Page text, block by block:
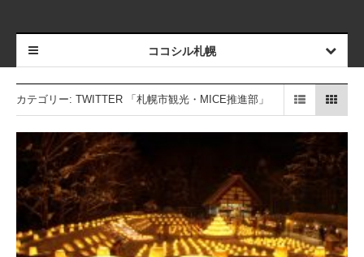
ココシル札幌
カテゴリー: TWITTER 「札幌市観光・MICE推進部」